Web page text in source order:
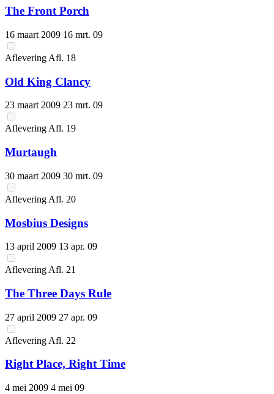
The Front Porch
16 maart 2009 16 mrt. 09
Aflevering Afl. 18
Old King Clancy
23 maart 2009 23 mrt. 09
Aflevering Afl. 19
Murtaugh
30 maart 2009 30 mrt. 09
Aflevering Afl. 20
Mosbius Designs
13 april 2009 13 apr. 09
Aflevering Afl. 21
The Three Days Rule
27 april 2009 27 apr. 09
Aflevering Afl. 22
Right Place, Right Time
4 mei 2009 4 mei 09